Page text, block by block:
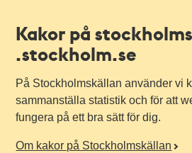
Kakor på
.stockholm.se
På Stockholmskällan använder vi
sammanställa statistik och för att
fungera på ett bra sätt för dig.
Om kakor på Stockholmskällan